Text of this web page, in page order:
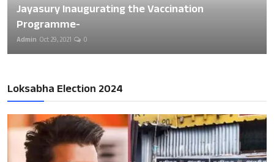
Jayasury Inaugurating the Vaccination
Programme-
Admin Oct 29, 2021 0
Loksabha Election 2024